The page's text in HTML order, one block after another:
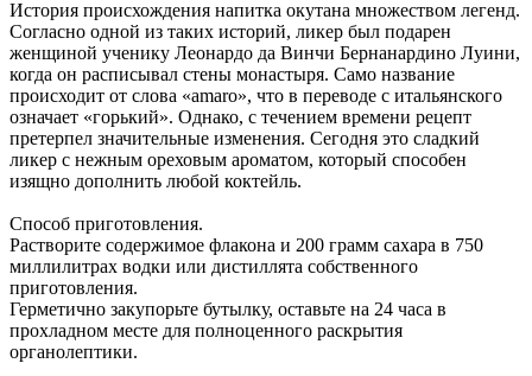
История происхождения напитка окутана множеством легенд.
Согласно одной из таких историй, ликер был подарен
женщиной ученику Леонардо да Винчи Бернанардино Луини,
когда он расписывал стены монастыря. Само название
происходит от слова «amaro», что в переводе с итальянского
означает «горький». Однако, с течением времени рецепт
претерпел значительные изменения. Сегодня это сладкий
ликер с нежным ореховым ароматом, который способен
изящно дополнить любой коктейль.
Способ приготовления.
Растворите содержимое флакона и 200 грамм сахара в 750
миллилитрах водки или дистиллята собственного
приготовления.
Герметично закупорьте бутылку, оставьте на 24 часа в
прохладном месте для полноценного раскрытия
органолептики.